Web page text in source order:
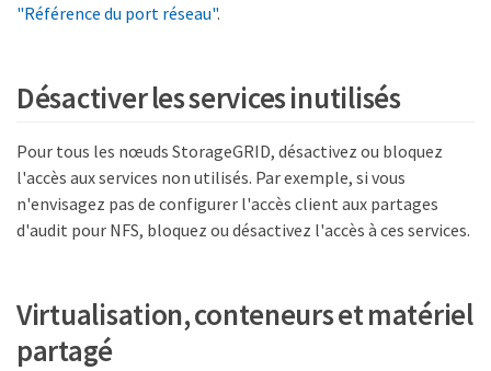
"Référence du port réseau".
Désactiver les services inutilisés
Pour tous les nœuds StorageGRID, désactivez ou bloquez
l'accès aux services non utilisés. Par exemple, si vous
n'envisagez pas de configurer l'accès client aux partages
d'audit pour NFS, bloquez ou désactivez l'accès à ces services.
Virtualisation, conteneurs et matériel
partagé